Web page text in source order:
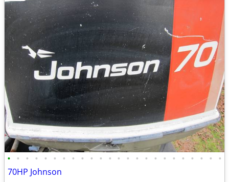
• • • • • • • • • • • • • • • • • • • • • • • •
70HP Johnson